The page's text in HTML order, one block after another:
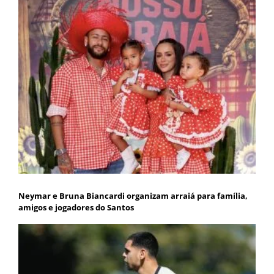
Neymar e Bruna Biancardi organizam arraiá para família,
amigos e jogadores do Santos